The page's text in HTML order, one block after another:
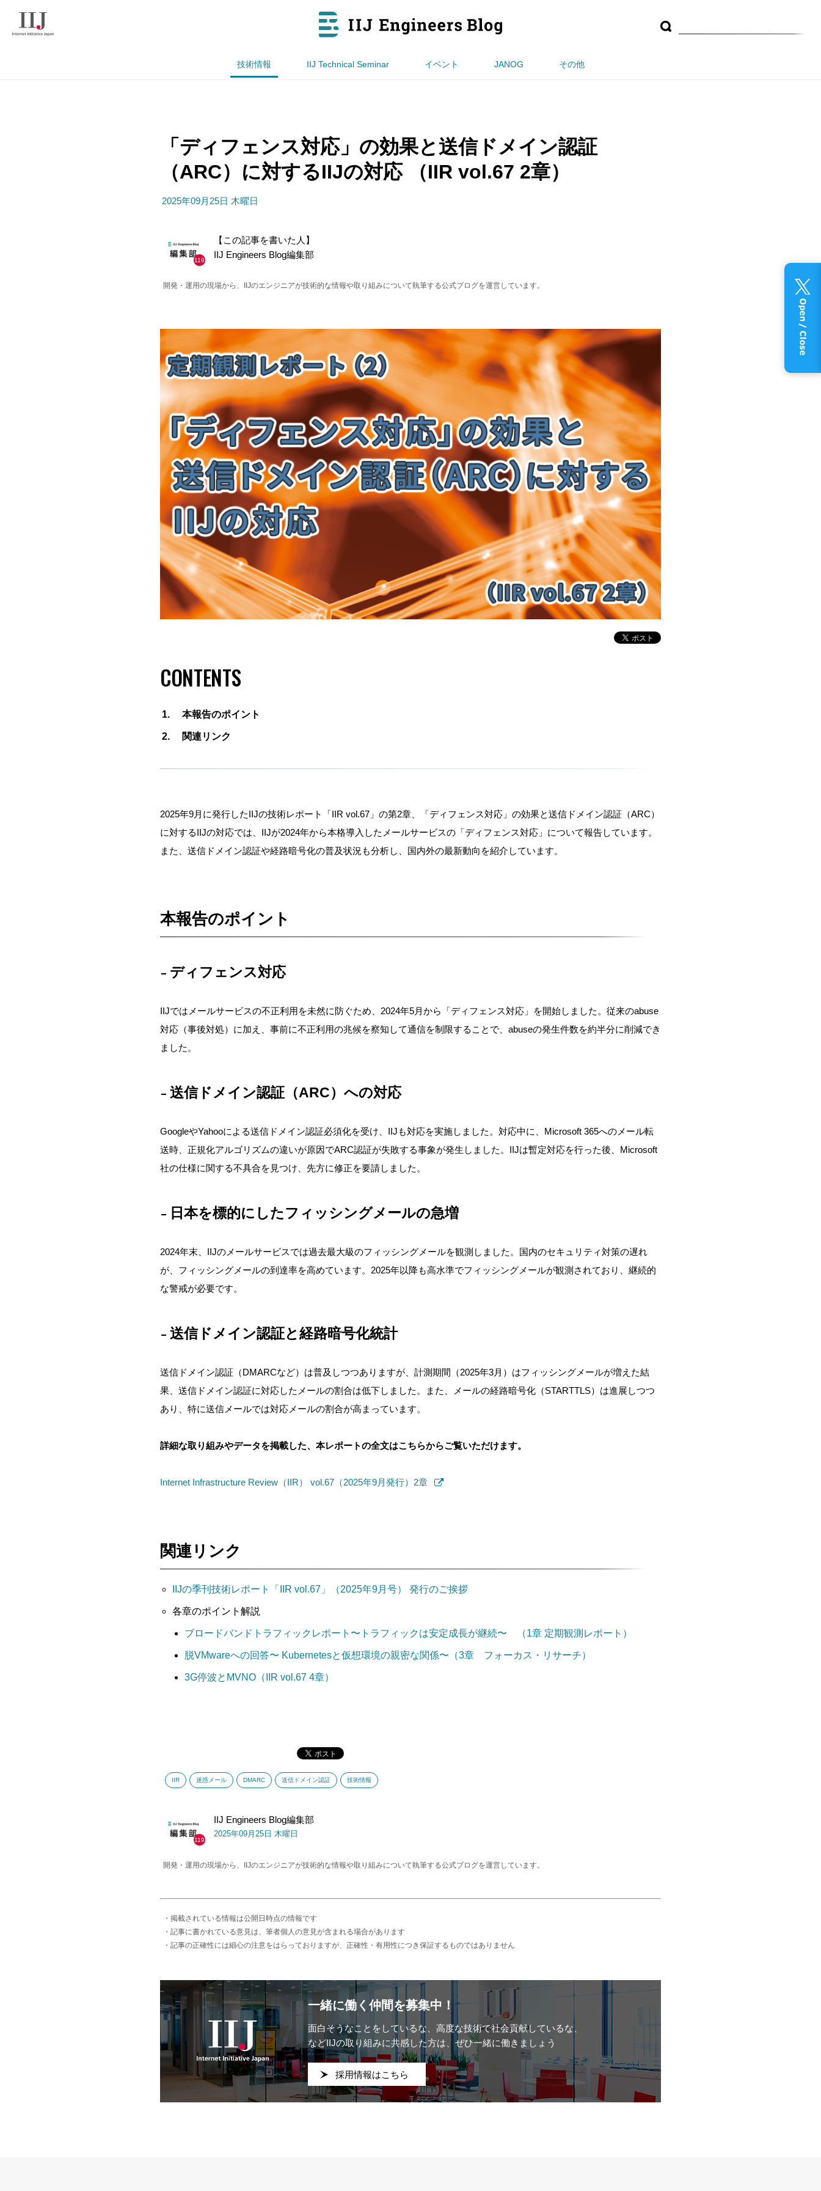
技術情報 IIJ Technical Seminar イベント JANOG その他
「ディフェンス対応」の効果と送信ドメイン認証
（ARC）に対するIIJの対応 （IIR vol.67 2章）
2025年09月25日 木曜日
119
【この記事を書いた人】
IIJ Engineers Blog編集部
開発・運用の現場から、IIJのエンジニアが技術的な情報や取り組みについて執筆する公式ブログを運営しています。
CONTENTS
本報告のポイント
関連リンク
2025年9月に発行したIIJの技術レポート 「IIR vol.67 」 の第2章 「ディフェンス対応」の効果と送信ドメイン認証（ARC）
に対するIIJの対応では、 IIJが2024年から本格導入した メールサービスの 「ディフェンス対応」について報告しています。
また、 送信ドメイン認証や経路暗号化の普及状況も分析し、国内外の最新動向を紹介しています。
本報告のポイント
ディフェンス対応
IIJではメールサービスの不正利用を未然に防ぐため、2024年5月から「ディフェンス対応」を開始しました。従来のabuse
対応（事後対処）に加え、事前に不正利用の兆候を察知して通信を制限することで、abuseの発生件数を約半分に削減でき
ました。
送信ドメイン認証（ARC）への対応
GoogleやYahooによる送信ドメイン認証必須化を受け、IIJも対応を実施しました。対応中に、 Microsoft 365へのメール転
送時、正規化アルゴリズムの違いが原因でARC認証が失敗する事象が発生 しました。 IIJは暫定対応を行った後、 Microsoft
社の仕様に関する不具合を見つけ、先方に修正を要請しました。
日本を標的にしたフィッシングメールの急増
2024年末、IIJのメールサービスでは過去最大級のフィッシングメールを観測しました。国内のセキュリティ対策の遅れ
が、フィッシングメールの到達率を高めています。 2025年以降も高水準でフィッシングメールが観測されており、継続的
な警戒が必要です。
送信ドメイン認証と経路暗号化統計
送信ドメイン認証 （DMARCなど）は普及しつつありますが、計測期間（2025年3月）はフィッシングメールが増えた結
果、送信ドメイン認証に対応したメールの割合は低下しました。また、メールの経路暗号化（STARTTLS）は進展しつつ
あり、特に送信メールでは対応メールの割合が高まっています。
詳細な取り組みやデータを掲載した、本レポートの全文はこちらからご覧いただけます。
Internet Infrastructure Review（IIR） vol.67（2025年9月発行）2章
関連リンク
IIJの季刊技術レポート「IIR vol.67」（2025年9月号） 発行のご挨拶
各章のポイント解説
ブロードバンドトラフィックレポート〜トラフィックは安定成長が継続〜 （1章 定期観測レポート）
脱VMwareへの回答〜 Kubernetesと仮想環境の親密な関係〜（3章 フォーカス・リサーチ）
3G停波とMVNO（IIR vol.67 4章）
IIR 迷惑メール DMARC 送信ドメイン認証 技術情報
119
IIJ Engineers Blog編集部
2025年09月25日 木曜日
開発・運用の現場から、IIJのエンジニアが技術的な情報や取り組みについて執筆する公式ブログを運営しています。
・掲載されている情報は公開日時点の情報です
・記事に書かれている意見は、筆者個人の意見が含まれる場合があります
・記事の正確性には細心の注意をはらっておりますが、正確性・有用性につき保証するものではありません
一緒に働く仲間を募集中！
面白そうなことをしているな、 高度な技術で社会貢献しているな、
などIIJの取り組みに共感した方は、ぜひ一緒に働きましょう
採用情報はこちら